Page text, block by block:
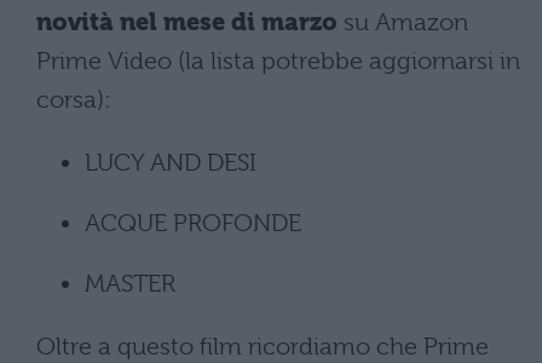
novità nel mese di marzo su Amazon
Prime Video (la lista potrebbe aggiornarsi in
corsa):
LUCY AND DESI
ACQUE PROFONDE
MASTER
Oltre a questo film ricordiamo che Prime